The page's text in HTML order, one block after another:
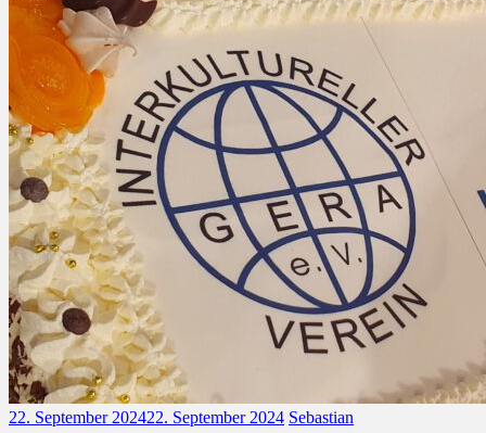
22. September 202422. September 2024 Sebastian